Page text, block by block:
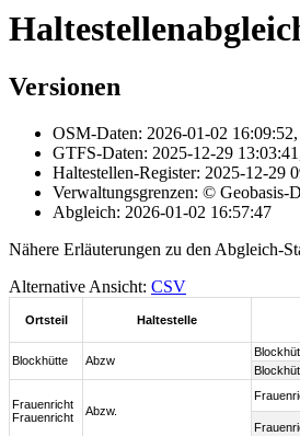
Versionen
OSM-Daten: 2026-01-02
GTFS-Daten: 2025-12-29
Haltestellen-Register: 2025-12-29
Verwaltungsgrenzen: © Geobasis-
Abgleich: 2026-01-02 16:57:47
Nähere Erläuterungen zu den Abgleich-
Alternative Ansicht: CSV
Ortsteil Haltestelle
Blockhütte Abzw
Frauenricht
Frauenricht
Abzw.